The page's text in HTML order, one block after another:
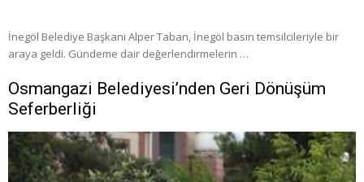
İnegöl Belediye Başkanı Alper Taban, İnegöl basın temsilcileriyle bir
araya geldi. Gündeme dair değerlendirmelerin …
Osmangazi Belediyesi’nden Geri Dönüşüm
Seferberliği